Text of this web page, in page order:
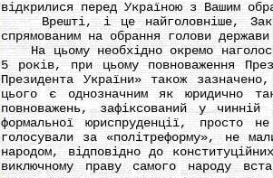
відкрилися перед Україною з Вашим
Врешті, і це найголовніше, Закон
спрямованим на обрання голови
На цьому необхідно окремо
5 років, при цьому повноваження
Президента України» також
цього є однозначним як юридично
повноважень, зафіксований у
формальної юриспруденції, просто
голосували за «політреформу», не
народом, відповідно до
виключному праву самого народу